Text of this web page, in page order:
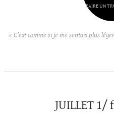
FAIRE UN
« C’est comme si je me sentais plus
JUILLET 1/